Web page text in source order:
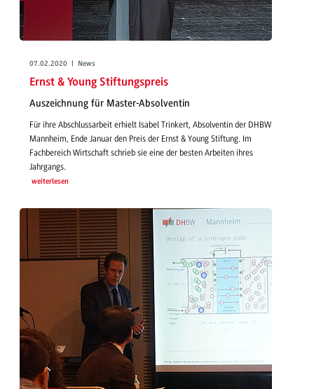
07.02.2020 | News
Ernst & Young Stiftungspreis
Auszeichnung für Master-Absolventin
Für ihre Abschlussarbeit erhielt Isabel Trinkert, Absolventin der DHBW
Mannheim, Ende Januar den Preis der Ernst & Young Stiftung. Im
Fachbereich Wirtschaft schrieb sie eine der besten Arbeiten ihres
Jahrgangs.
weiterlesen